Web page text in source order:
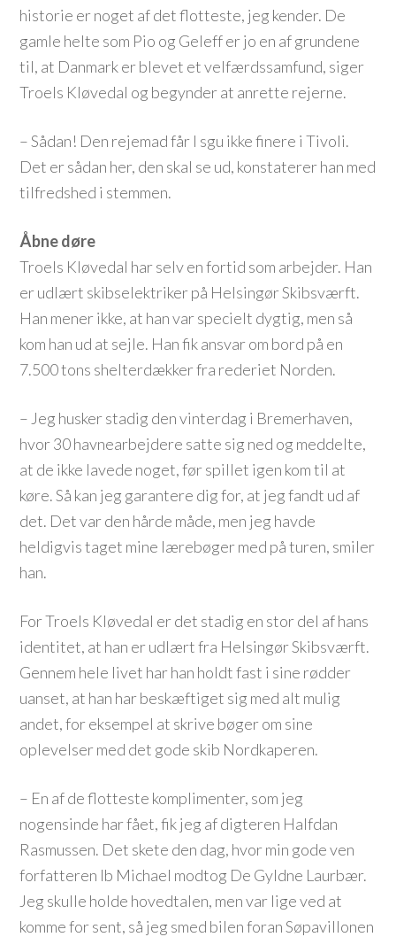
historie er noget af det flotteste, jeg kender. De
gamle helte som Pio og Geleff er jo en af grundene
til, at Danmark er blevet et velfærdssamfund, siger
Troels Kløvedal og begynder at anrette rejerne.
– Sådan! Den rejemad får I sgu ikke finere i Tivoli.
Det er sådan her, den skal se ud, konstaterer han med
tilfredshed i stemmen.
Åbne døre
Troels Kløvedal har selv en fortid som arbejder. Han
er udlært skibselektriker på Helsingør Skibsværft.
Han mener ikke, at han var specielt dygtig, men så
kom han ud at sejle. Han fik ansvar om bord på en
7.500 tons shelterdækker fra rederiet Norden.
– Jeg husker stadig den vinterdag i Bremerhaven,
hvor 30 havnearbejdere satte sig ned og meddelte,
at de ikke lavede noget, før spillet igen kom til at
køre. Så kan jeg garantere dig for, at jeg fandt ud af
det. Det var den hårde måde, men jeg havde
heldigvis taget mine lærebøger med på turen, smiler
han.
For Troels Kløvedal er det stadig en stor del af hans
identitet, at han er udlært fra Helsingør Skibsværft.
Gennem hele livet har han holdt fast i sine rødder
uanset, at han har beskæftiget sig med alt mulig
andet, for eksempel at skrive bøger om sine
oplevelser med det gode skib Nordkaperen.
– En af de flotteste komplimenter, som jeg
nogensinde har fået, fik jeg af digteren Halfdan
Rasmussen. Det skete den dag, hvor min gode ven
forfatteren Ib Michael modtog De Gyldne Laurbær.
Jeg skulle holde hovedtalen, men var lige ved at
komme for sent, så jeg smed bilen foran Søpavillonen